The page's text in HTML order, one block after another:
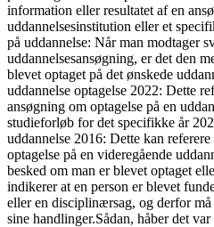
information eller resultatet af en
uddannelsesinstitution eller et
på uddannelse: Når man modtager
uddannelsesansøgning, er det den
blevet optaget på det ønskede
uddannelse optagelse 2022: Dette
ansøgning om optagelse på en
studieforløb for det specifikke år
uddannelse 2016: Dette kan
optagelse på en videregående
besked om man er blevet optaget
indikerer at en person er blevet
eller en disciplinærsag, og derfor
sine handlinger.Sådan, håber det